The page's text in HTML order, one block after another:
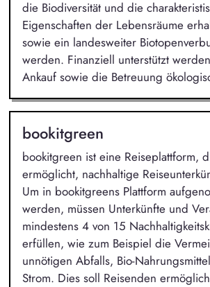
die Biodiversität und die
Eigenschaften der Lebensräume
sowie ein landesweiter
werden. Finanziell unterstützt
Ankauf sowie die Betreuung
bookitgreen
bookitgreen ist eine Reiseplattform,
ermöglicht, nachhaltige
Um in bookitgreens Plattform
werden, müssen Unterkünfte und
mindestens 4 von 15
erfüllen, wie zum Beispiel die
unnötigen Abfalls, Bio-
Strom. Dies soll Reisenden